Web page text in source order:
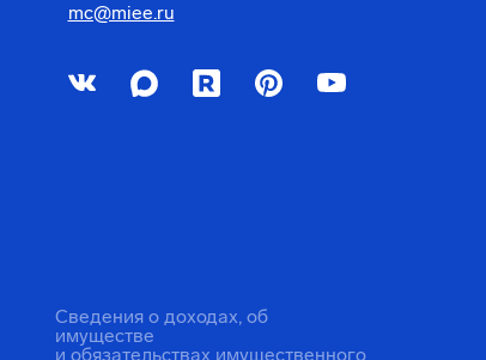
mc@miee.ru
Сведения о доходах, об
имуществе
и обязательствах имущественного